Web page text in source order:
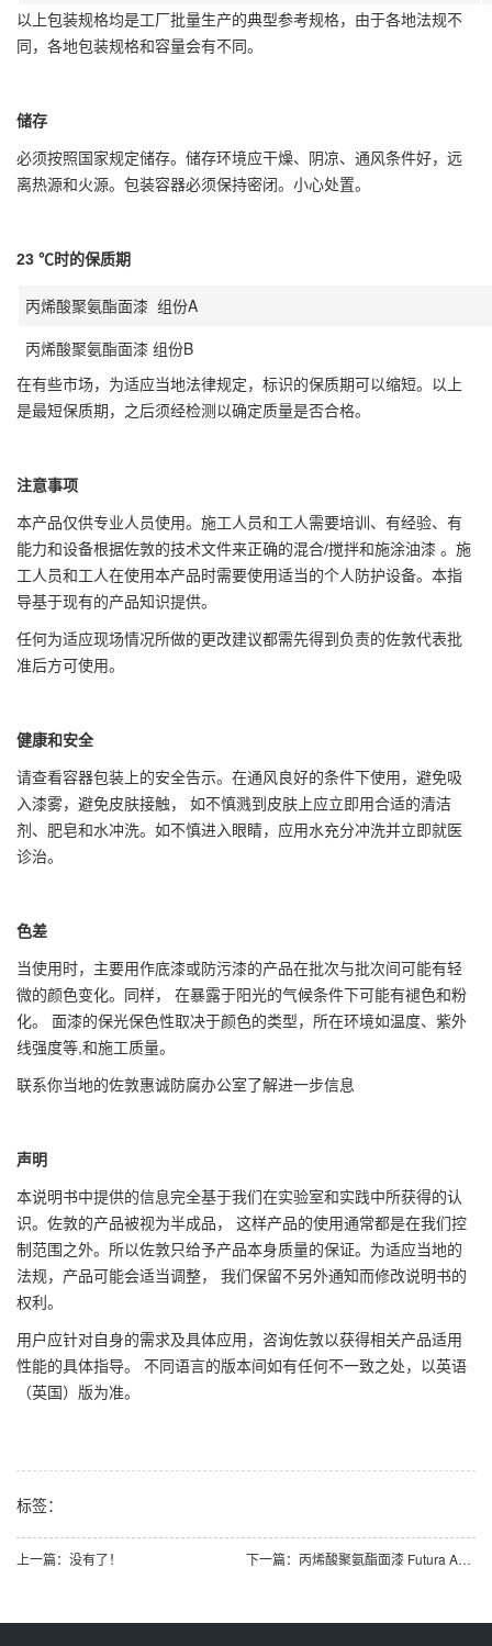
以上包装规格均是工厂批量生产的典型参考规格，由于各地法规不
同，各地包装规格和容量会有不同。
储存
必须按照国家规定储存。储存环境应干燥、阴凉、通风条件好，远
离热源和火源。包装容器必须保持密闭。小心处置。
23 ℃时的保质期
丙烯酸聚氨酯面漆 组份A
丙烯酸聚氨酯面漆 组份B
在有些市场，为适应当地法律规定，标识的保质期可以缩短。以上
是最短保质期，之后须经检测以确定质量是否合格。
注意事项
本产品仅供专业人员使用。施工人员和工人需要培训、有经验、有
能力和设备根据佐敦的技术文件来正确的混合/搅拌和施涂油漆 。施
工人员和工人在使用本产品时需要使用适当的个人防护设备。本指
导基于现有的产品知识提供。
任何为适应现场情况所做的更改建议都需先得到负责的佐敦代表批
准后方可使用。
健康和安全
请查看容器包装上的安全告示。在通风良好的条件下使用，避免吸
入漆雾，避免皮肤接触， 如不慎溅到皮肤上应立即用合适的清洁
剂、肥皂和水冲洗。如不慎进入眼睛，应用水充分冲洗并立即就医
诊治。
色差
当使用时，主要用作底漆或防污漆的产品在批次与批次间可能有轻
微的颜色变化。同样， 在暴露于阳光的气候条件下可能有褪色和粉
化。 面漆的保光保色性取决于颜色的类型，所在环境如温度、紫外
线强度等,和施工质量。
联系你当地的佐敦惠诚防腐办公室了解进一步信息
声明
本说明书中提供的信息完全基于我们在实验室和实践中所获得的认
识。佐敦的产品被视为半成品， 这样产品的使用通常都是在我们控
制范围之外。所以佐敦只给予产品本身质量的保证。为适应当地的
法规，产品可能会适当调整， 我们保留不另外通知而修改说明书的
权利。
用户应针对自身的需求及具体应用，咨询佐敦以获得相关产品适用
性能的具体指导。 不同语言的版本间如有任何不一致之处，以英语
（英国）版为准。
标签：
上一篇：没有了！ 下一篇：丙烯酸聚氨酯面漆 Futura AS 0DB